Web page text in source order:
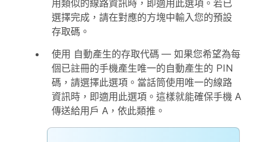
用類似的線路資訊時，即適用此選項。若已
選擇完成，請在對應的方塊中輸入您的預設
存取碼。
使用 自動產生的存取代碼 — 如果您希望為每
個已註冊的手機產生唯一的自動產生的 PIN
碼，請選擇此選項。當話筒使用唯一的線路
資訊時，即適用此選項。這樣就能確保手機 A
傳送給用戶 A，依此類推。